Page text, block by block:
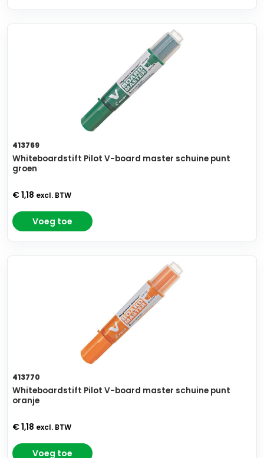
413769
Whiteboardstift Pilot V-board master schuine punt
groen
€ 1,18 excl. BTW
Voeg toe
413770
Whiteboardstift Pilot V-board master schuine punt
oranje
€ 1,18 excl. BTW
Voeg toe